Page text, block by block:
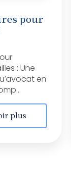
pour
: Une
en
plus